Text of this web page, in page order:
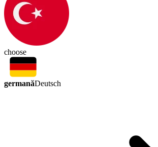
choose
germanăDeutsch